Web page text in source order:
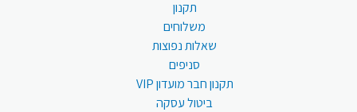
תקנון
משלוחים
שאלות נפוצות
סניפים
תקנון חבר מועדון VIP
ביטול עסקה